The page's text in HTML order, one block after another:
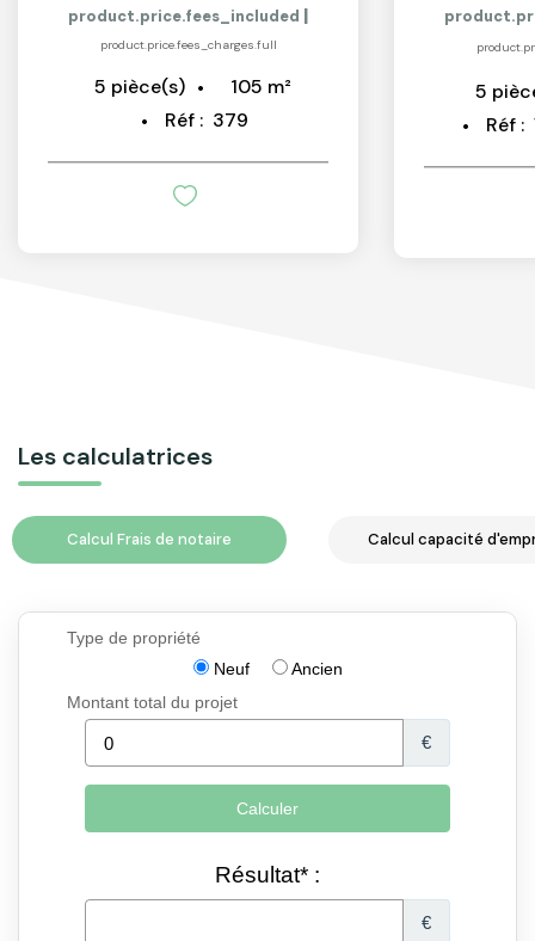
product.price.fees_included |
product.price.fees_charges.full
5 pièce(s) 105 m²
Réf : 379
5
Réf :
Les calculatrices
Calcul Frais de notaire Calcul capacité